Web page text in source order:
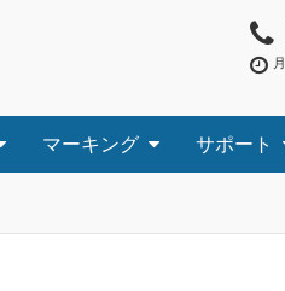
マーキング サポート